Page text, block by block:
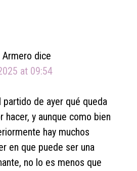
dice
at 09:54
partido de ayer qué queda
hacer, y aunque como bien
hay muchos
en que puede ser una
no lo es menos que